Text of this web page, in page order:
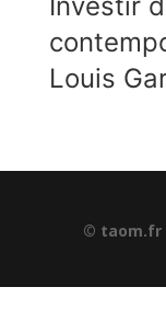
Louis
© taom.fr